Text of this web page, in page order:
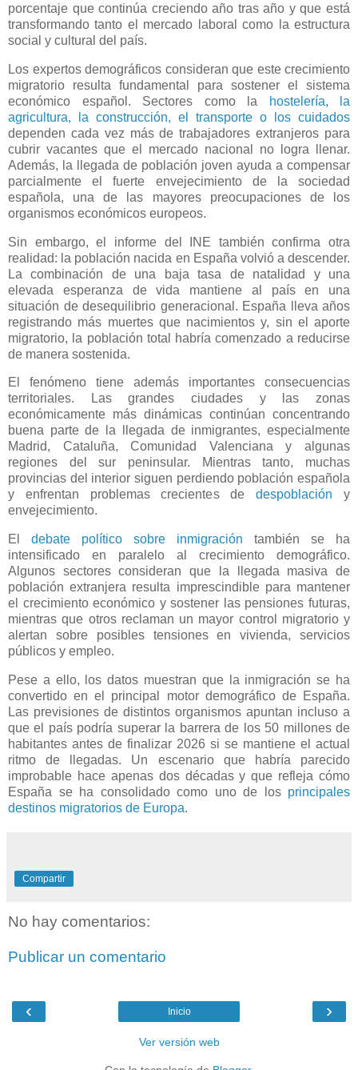
porcentaje que continúa creciendo año tras año y que está
transformando tanto el mercado laboral como la estructura
social y cultural del país.
Los expertos demográficos consideran que este crecimiento
migratorio resulta fundamental para sostener el sistema
económico español. Sectores como la
hostelería, la
agricultura, la construcción, el transporte o los cuidados
dependen cada vez más de trabajadores extranjeros para
cubrir vacantes que el mercado nacional no logra llenar.
Además, la llegada de población joven ayuda a compensar
parcialmente el fuerte envejecimiento de la sociedad
española, una de las mayores preocupaciones de los
organismos económicos europeos.
Sin embargo, el informe del INE también confirma otra
realidad: la población nacida en España volvió a descender.
La combinación de una baja tasa de natalidad y una
elevada esperanza de vida mantiene al país en una
situación de desequilibrio generacional. España lleva años
registrando más muertes que nacimientos y, sin el aporte
migratorio, la población total habría comenzado a reducirse
de manera sostenida.
El fenómeno tiene además importantes consecuencias
territoriales. Las grandes ciudades y las zonas
económicamente más dinámicas continúan concentrando
buena parte de la llegada de inmigrantes, especialmente
Madrid, Cataluña, Comunidad Valenciana y algunas
regiones del sur peninsular. Mientras tanto, muchas
provincias del interior siguen perdiendo población española
y enfrentan problemas crecientes dedespoblación y
envejecimiento.
El debate político sobre inmigración también se ha
intensificado en paralelo al crecimiento demográfico.
Algunos sectores consideran que la llegada masiva de
población extranjera resulta imprescindible para mantener
el crecimiento económico y sostener las pensiones futuras,
mientras que otros reclaman un mayor control migratorio y
alertan sobre posibles tensiones en vivienda, servicios
públicos y empleo.
Pese a ello, los datos muestran que la inmigración se ha
convertido en el principal motor demográfico de España.
Las previsiones de distintos organismos apuntan incluso a
que el país podría superar la barrera de los 50 millones de
habitantes antes de finalizar 2026 si se mantiene el actual
ritmo de llegadas. Un escenario que habría parecido
improbable hace apenas dos décadas y que refleja cómo
España se ha consolidado como uno de los principales
destinos migratorios de Europa.
Compartir
No hay comentarios:
Publicar un comentario
‹ ›
Inicio
Ver versión web